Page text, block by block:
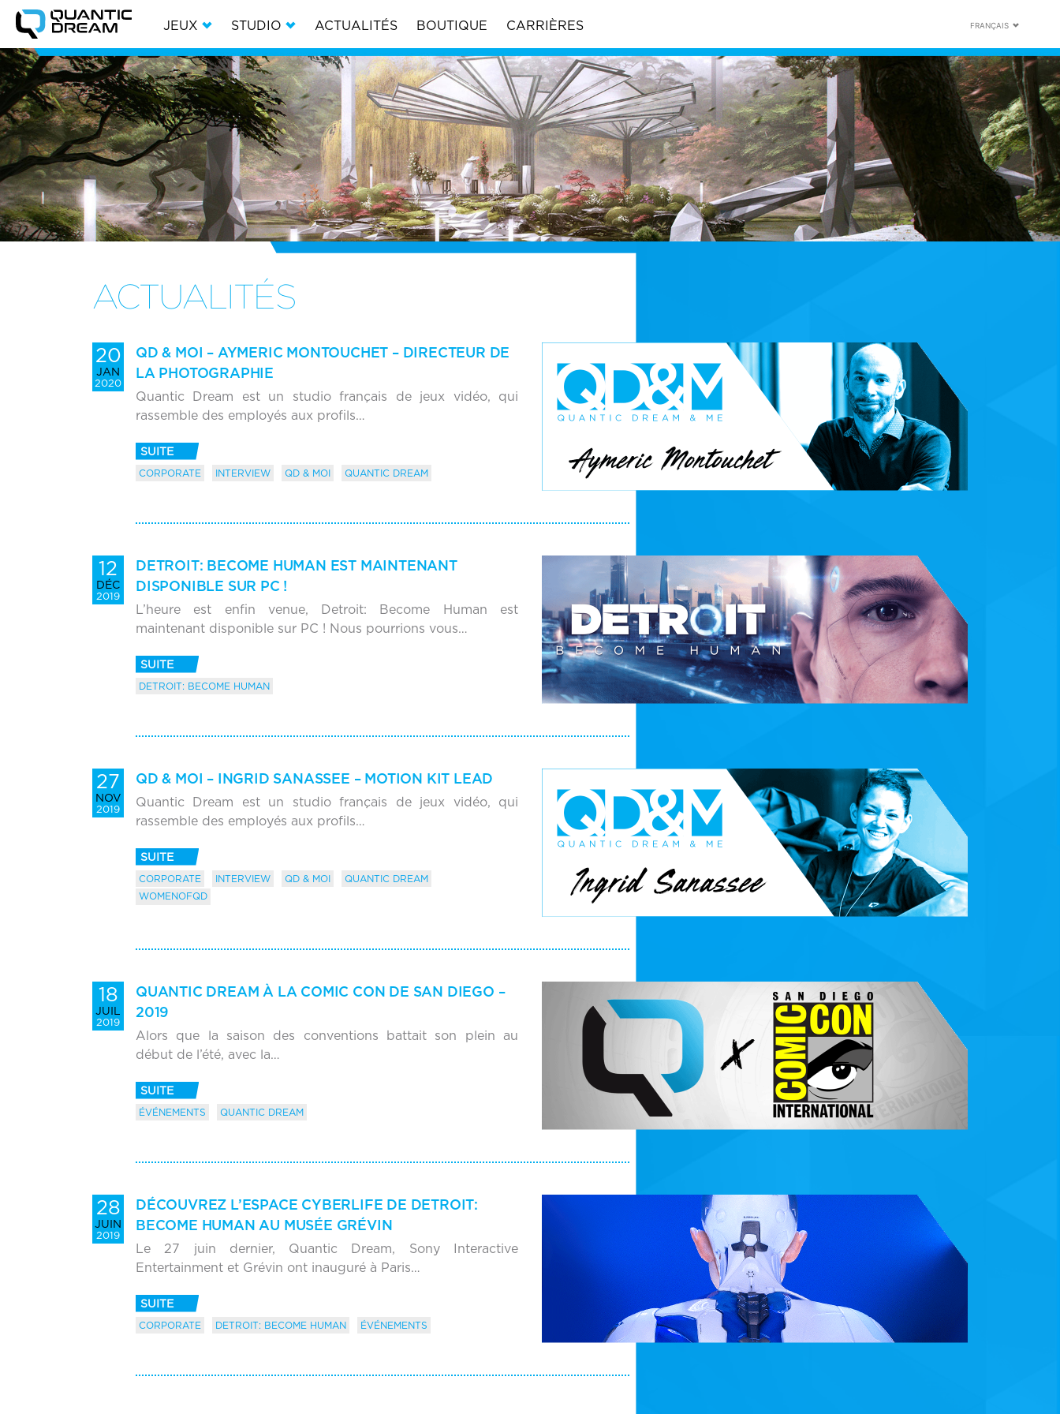
JEUX STUDIO ACTUALITÉS BOUTIQUE CARRIÈRES FRANÇAIS
ACTUALITÉS
20
JAN
2020
QD & MOI – AYMERIC MONTOUCHET – DIRECTEUR DE
LA PHOTOGRAPHIE
Quantic Dream est un studio français de jeux vidéo, qui
rassemble des employés aux profils…
SUITE
CORPORATE INTERVIEW QD & MOI QUANTIC DREAM
12
DÉC
2019
DETROIT: BECOME HUMAN EST MAINTENANT
DISPONIBLE SUR PC !
L’heure est enfin venue, Detroit: Become Human est
maintenant disponible sur PC ! Nous pourrions vous…
SUITE
DETROIT: BECOME HUMAN
27
NOV
2019
QD & MOI – INGRID SANASSEE – MOTION KIT LEAD
Quantic Dream est un studio français de jeux vidéo, qui
rassemble des employés aux profils…
SUITE
CORPORATE INTERVIEW QD & MOI
QUANTIC DREAM
WOMENOFQD
18
JUIL
2019
QUANTIC DREAM À LA COMIC CON DE SAN DIEGO –
2019
Alors que la saison des conventions battait son plein au
début de l’été, avec la…
SUITE
ÉVÉNEMENTS QUANTIC DREAM
28
JUIN
2019
DÉCOUVREZ L’ESPACE CYBERLIFE DE DETROIT:
BECOME HUMAN AU MUSÉE GRÉVIN
Le 27 juin dernier, Quantic Dream, Sony Interactive
Entertainment et Grévin ont inauguré à Paris…
SUITE
CORPORATE DETROIT: BECOME HUMAN ÉVÉNEMENTS